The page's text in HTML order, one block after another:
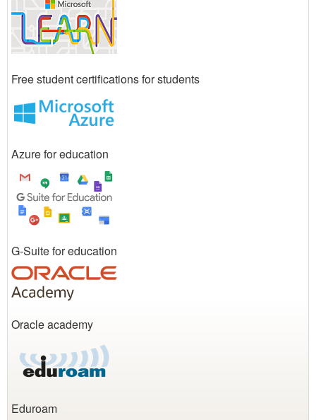
Free student certifications for students
Azure for education
G-Suite for education
Oracle academy
Eduroam